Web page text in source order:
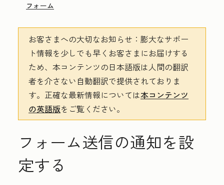
フォーム
お客さまへの大切なお知らせ ：膨大なサポー
ト情報を少しでも早くお客さまにお届けする
ため、本コンテンツの日本語版は人間の翻訳
者を介さない自動翻訳で提供されておりま
す。 正確な最新情報については本コンテンツ
の英語版をご覧ください。
フォーム送信の通知を設
定する